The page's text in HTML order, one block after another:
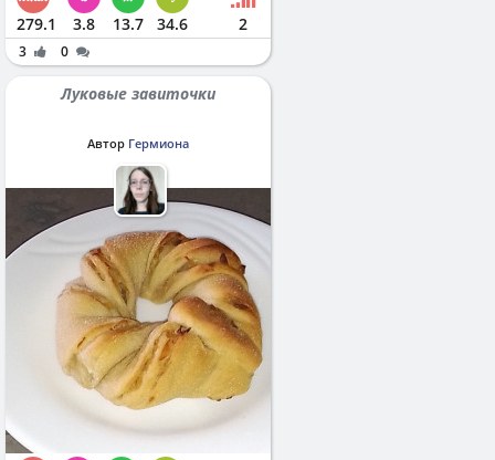
279.1 3.8 13.7 34.6 2
3 0
Луковые завиточки
Автор Гермиона